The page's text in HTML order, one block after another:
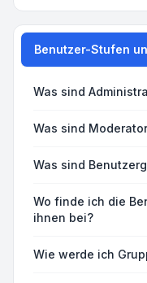
Benutzer-Stufen
Was sind
Was sind
Was sind
Wo finde ich die
ihnen bei?
Wie werde ich